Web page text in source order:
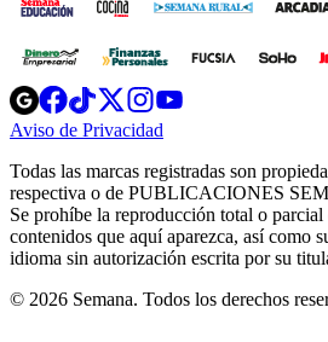
Opens
in
new
Opens
in
new
Opens
in
new
window
Opens
new
windowwindow
Aviso de Privacidad
new
window
Todas las marcas registradas son
respectiva o de PUBLICACIONES
Se prohíbe la reproducción total o
contenidos que aquí aparezca, así como
idioma sin autorización escrita por su
© 2026 Semana. Todos los derechos